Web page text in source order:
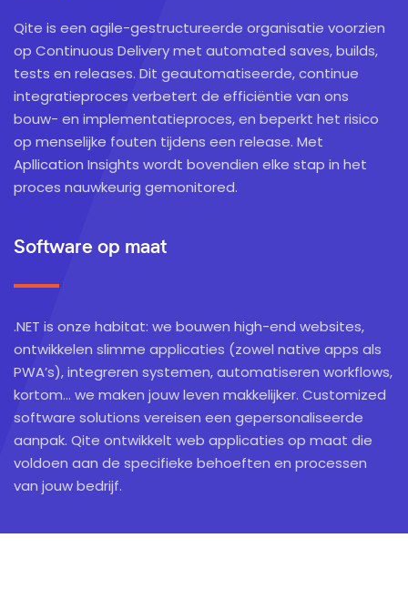
Qite is een agile-gestructureerde organisatie voorzien
op Continuous Delivery met automated saves, builds,
tests en releases. Dit geautomatiseerde, continue
integratieproces verbetert de efficiëntie van ons
bouw- en implementatieproces, en beperkt het risico
op menselijke fouten tijdens een release. Met
Apllication Insights wordt bovendien elke stap in het
proces nauwkeurig gemonitored.
Software op maat
.NET is onze habitat: we bouwen high-end websites,
ontwikkelen slimme applicaties (zowel native apps als
PWA’s), integreren systemen, automatiseren workflows,
kortom… we maken jouw leven makkelijker. Customized
software solutions vereisen een gepersonaliseerde
aanpak. Qite ontwikkelt web applicaties op maat die
voldoen aan de specifieke behoeften en processen
van jouw bedrijf.